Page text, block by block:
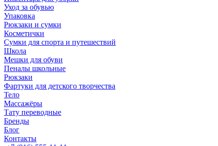
Уход за обувью
Упаковка
Рюкзаки и сумки
Косметички
Сумки для спорта и путешествий
Школа
Мешки для обуви
Пеналы школьные
Рюкзаки
Фартуки для детского творчества
Тело
Массажёры
Тату переводные
Бренды
Блог
Контакты